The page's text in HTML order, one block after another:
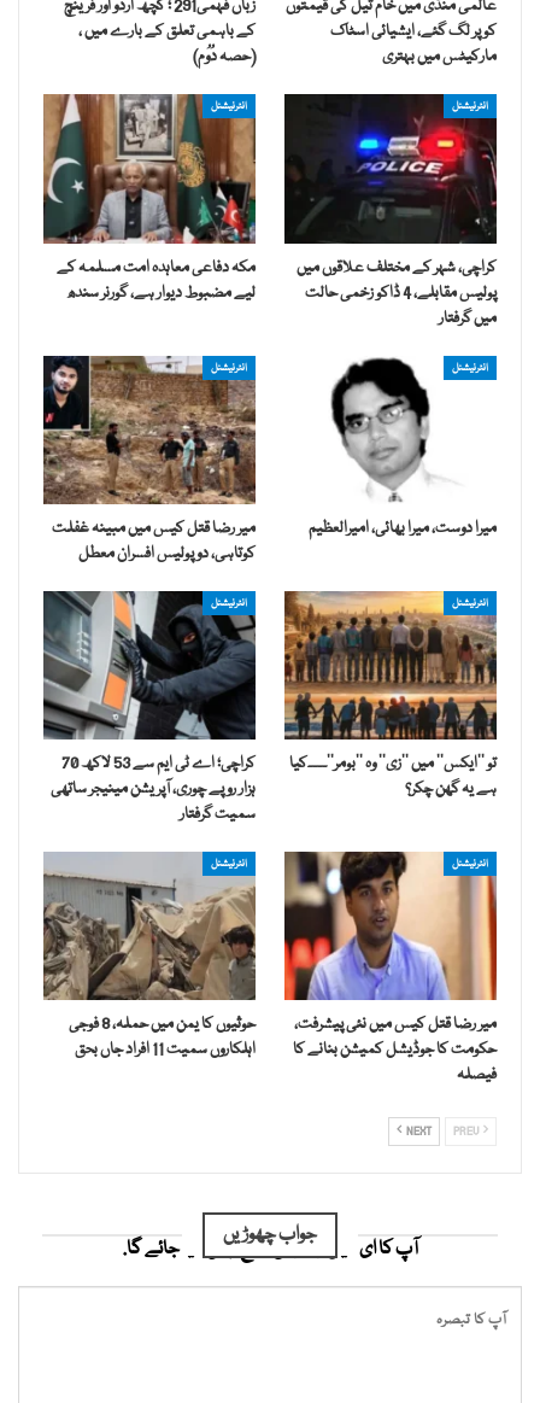
عالمی منڈی میں خام تیل کی قیمتوں
کو پر لگ گئے، ایشیائی اسٹاک
مارکیٹس میں بہتری
زباں فہمی291 ؛ کچھ اردو اور فرینچ
کے باہمی تعلق کے بارے میں ،
(حصہ دُوُم)
انٹرنیشنل
کراچی، شہر کے مختلف علاقوں میں
پولیس مقابلے، 4 ڈاکو زخمی حالت
میں گرفتار
انٹرنیشنل
مکہ دفاعی معاہدہ امت مسلمہ کے
لیے مضبوط دیوار ہے، گورنر سندھ
انٹرنیشنل
میرا دوست، میرا بھائی، امیرالعظیم
انٹرنیشنل
میر رضا قتل کیس میں مبینہ غفلت
کوتاہی، دو پولیس افسران معطل
انٹرنیشنل
تو ’’ایکس‘‘ میں ’’زی‘‘ وہ ’’بومر‘‘۔۔۔۔کیا
ہے یہ گھن چکر؟
انٹرنیشنل
کراچی؛ اے ٹی ایم سے 53 لاکھ 70
ہزار روپے چوری، آپریشن مینیجر ساتھی
سمیت گرفتار
انٹرنیشنل
میر رضا قتل کیس میں نئی پیشرفت،
حکومت کا جوڈیشل کمیشن بنانے کا
فیصلہ
انٹرنیشنل
حوثیوں کا یمن میں حملہ، 8 فوجی
اہلکاروں سمیت 11 افراد جاں بحق
NEXT
جواب چھوڑیں
آپ کا ای میل ایڈریس شائع نہیں کیا جائے گا.